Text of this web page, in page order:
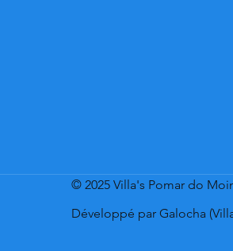
© 2025 Villa's Pomar do
Développé par Galocha